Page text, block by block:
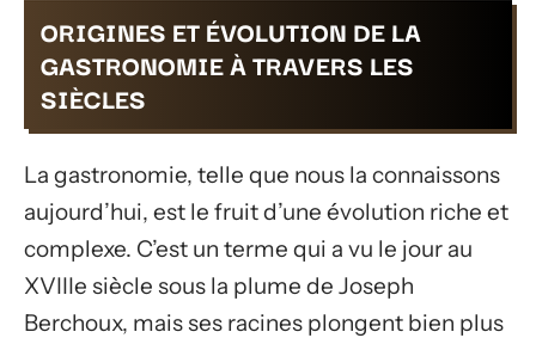
ORIGINES ET ÉVOLUTION DE LA
GASTRONOMIE À TRAVERS LES
SIÈCLES
La gastronomie, telle que nous la connaissons
aujourd’hui, est le fruit d’une évolution riche et
complexe. C’est un terme qui a vu le jour au
XVIIIe siècle sous la plume de Joseph
Berchoux, mais ses racines plongent bien plus